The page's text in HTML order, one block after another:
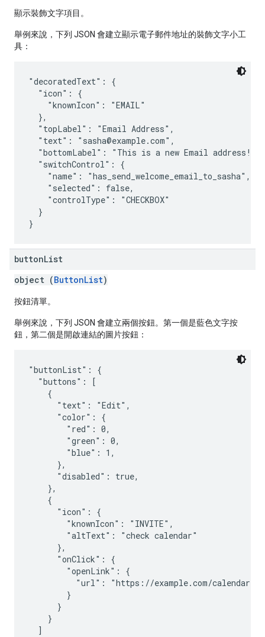
顯示裝飾文字項目。
舉例來說，下列 JSON 會建立顯示電子郵件地址的裝飾文字小工
具：
"decoratedText": {
  "icon": {
    "knownIcon": "EMAIL"
  },
  "topLabel": "Email Address",
  "text": "sasha@example.com",
  "bottomLabel": "This is a new Email address!",
  "switchControl": {
    "name": "has_send_welcome_email_to_sasha",
    "selected": false,
    "controlType": "CHECKBOX"
  }
buttonList
object (ButtonList)
按鈕清單。
舉例來說，下列 JSON 會建立兩個按鈕。第一個是藍色文字按
鈕，第二個是開啟連結的圖片按鈕：
"buttonList": {
  "buttons": [
    {
      "text": "Edit",
      "color": {
        "red": 0,
        "green": 0,
        "blue": 1,
      },
      "disabled": true,
    },
    {
      "icon": {
        "knownIcon": "INVITE",
        "altText": "check calendar"
      },
      "onClick": {
        "openLink": {
          "url": "https://example.com/calendar"
        }
      }
    }
  ]